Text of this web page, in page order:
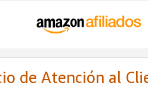
de Atención al